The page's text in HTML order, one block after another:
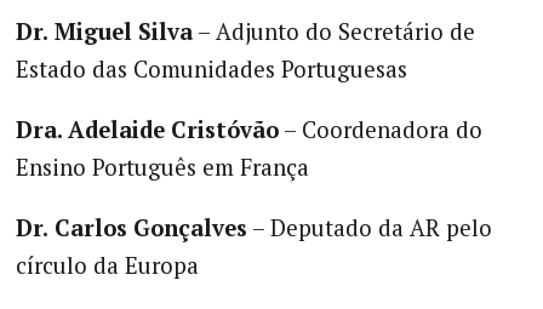
Dr. Miguel Silva– Adjunto do Secretário de
Estado das Comunidades Portuguesas
Dra. Adelaide Cristóvão– Coordenadora do
Ensino Português em França
Dr. Carlos Gonçalves – Deputado da AR pelo
círculo da Europa